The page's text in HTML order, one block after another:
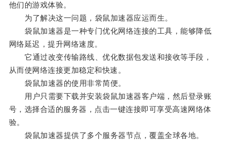
他们的游戏体验。
为了解决这一问题，袋鼠加速器应运而生。
袋鼠加速器是一种专门优化网络连接的工具，能够降低
网络延迟，提升网络速度。
它通过改变传输路线、优化数据包发送和接收等手段，
从而使网络连接更加稳定和快速。
袋鼠加速器的使用非常简便。
用户只需要下载并安装袋鼠加速器客户端，然后登录账
号，选择合适的服务器，点击一键连接即可享受高速网络体
验。
袋鼠加速器提供了多个服务器节点，覆盖全球各地。